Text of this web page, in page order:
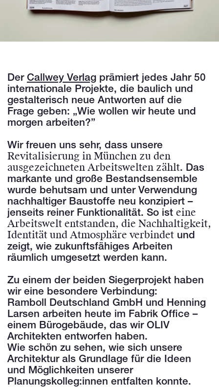
Der Callwey Verlag prämiert jedes Jahr 50
internationale Projekte, die baulich und
gestalterisch neue Antworten auf die
Frage geben: „Wie wollen wir heute und
morgen arbeiten?”
Wir freuen uns sehr, dass unsere
Revitalisierung in München zu den
ausgezeichneten Arbeitswelten zählt. Das
markante und große Bestandsensemble
wurde behutsam und unter Verwendung
nachhaltiger Baustoffe neu konzipiert –
jenseits reiner Funktionalität. So ist eine
Arbeitswelt entstanden, die Nachhaltigkeit,
Identität und Atmosphäre verbindet und
zeigt, wie zukunftsfähiges Arbeiten
räumlich umgesetzt werden kann.
Zu einem der beiden Siegerprojekt haben
wir eine besondere Verbindung:
Ramboll Deutschland GmbH und Henning
Larsen arbeiten heute im Fabrik Office –
einem Bürogebäude, das wir OLIV
Architekten entworfen haben.
Wie schön zu sehen, wie sich unsere
Architektur als Grundlage für die Ideen
und Möglichkeiten unserer
Planungskolleg:innen entfalten konnte.